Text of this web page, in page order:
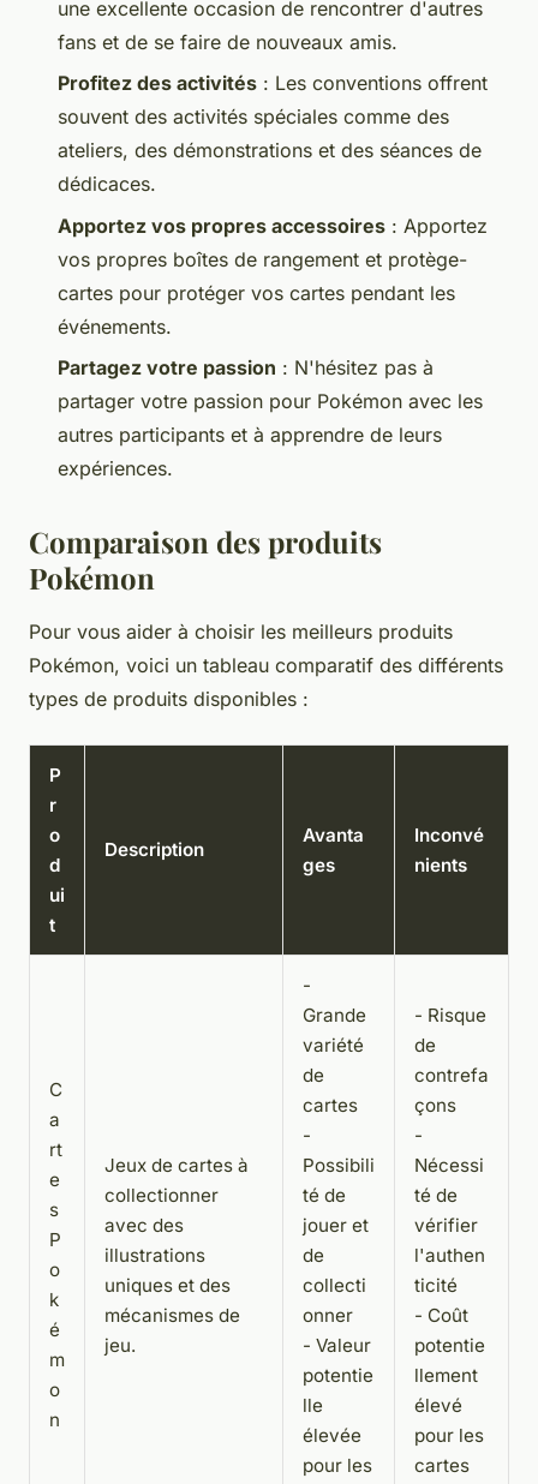
une excellente occasion de rencontrer d'autres
fans et de se faire de nouveaux amis.
Profitez des activités : Les conventions offrent
souvent des activités spéciales comme des
ateliers, des démonstrations et des séances de
dédicaces.
Apportez vos propres accessoires : Apportez
vos propres boîtes de rangement et protège-
cartes pour protéger vos cartes pendant les
événements.
Partagez votre passion : N'hésitez pas à
partager votre passion pour Pokémon avec les
autres participants et à apprendre de leurs
expériences.
Comparaison des produits
Pokémon
Pour vous aider à choisir les meilleurs produits
Pokémon, voici un tableau comparatif des différents
types de produits disponibles :
P
r
o
d
ui
t
Description
Avanta
ges
Inconvé
nients
C
a
rt
e
s
P
o
k
é
m
o
n
Jeux de cartes à
collectionner
avec des
illustrations
uniques et des
mécanismes de
jeu.
-
Grande
variété
de
cartes
-
Possibili
té de
jouer et
de
collecti
onner
- Valeur
potentie
lle
élevée
pour les
- Risque
de
contrefa
çons
-
Nécessi
té de
vérifier
l'authen
ticité
- Coût
potentie
llement
élevé
pour les
cartes